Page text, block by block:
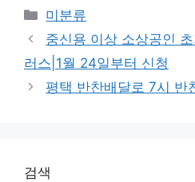
Categories
미분류
중신용 이상 소상공인
러스|1월 24일부터 신청
평택 반찬배달로 7시 반
검색